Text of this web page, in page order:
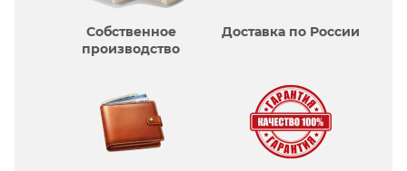
Собственное
производcтво
Доставка по России